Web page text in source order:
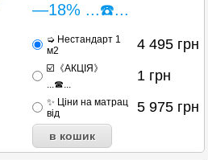
—18% ...☎️...
➭ Нестандарт 1
м2
4 495 грн
☑️《АКЦІЯ》
...☎...
1 грн
✨ Ціни на матрац
від
5 975 грн